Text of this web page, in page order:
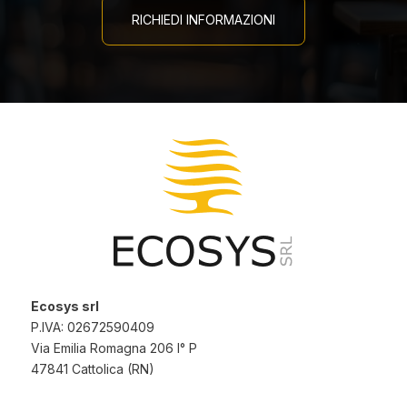
RICHIEDI INFORMAZIONI
Ecosys srl
P.IVA: 02672590409
Via Emilia Romagna 206 I° P
47841 Cattolica (RN)